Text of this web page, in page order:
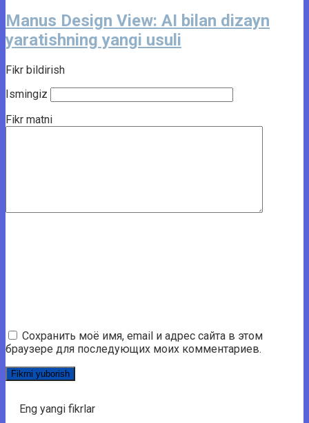
Manus Design View: AI bilan dizayn
yaratishning yangi usuli
Fikr bildirish
Ismingiz
Fikr matni
Сохранить моё имя, email и адрес сайта в этом
браузере для последующих моих комментариев.
Eng yangi fikrlar